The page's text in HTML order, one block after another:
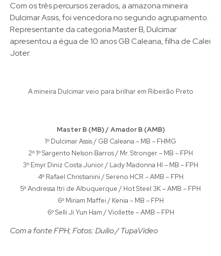
Com os três percursos zerados, a amazona mineira
Dulcimar Assis, foi vencedora no segundo agrupamento.
Representante da categoria Master B, Dulcimar
apresentou a égua de 10 anos GB Caleana, filha de Calei
Joter.
A mineira Dulcimar veio para brilhar em Ribeirão Preto
Master B (MB) / Amador B (AMB)
1º Dulcimar Assis / GB Caleana – MB – FHMG
2º 1º Sargento Nelson Barros / Mr. Stronger – MB – FPH
3º Emyr Diniz Costa Junior / Lady Madonna HI – MB – FPH
4º Rafael Christianini / Sereno HCR – AMB – FPH
5º Andressa Itri de Albuquerque / Hot Steel 3K – AMB – FPH
6º Miriam Maffei / Kenia – MB – FPH
6º Selli Ji Yun Ham / Viollette – AMB – FPH
Com a fonte FPH; Fotos: Duílio / TupaVídeo